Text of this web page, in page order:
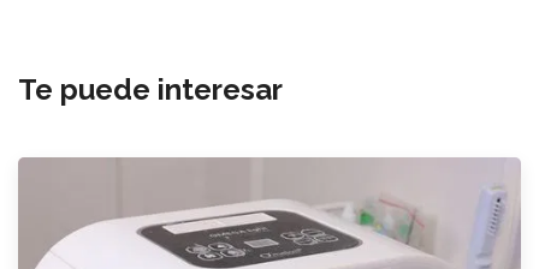
Te puede interesar